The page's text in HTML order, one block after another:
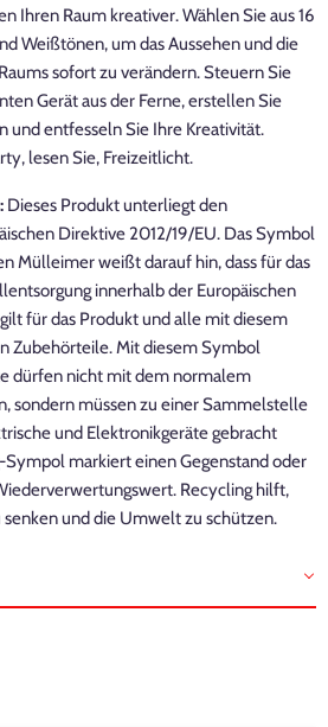
Ihren Raum kreativer. Wählen Sie aus 16
Weißtönen, um das Aussehen und die
sofort zu verändern. Steuern Sie
Gerät aus der Ferne, erstellen Sie
und entfesseln Sie Ihre Kreativität.
lesen Sie, Freizeitlicht.
Dieses Produkt unterliegt den
Direktive 2012/19/EU. Das Symbol
Mülleimer weißt darauf hin, dass für das
innerhalb der Europäischen
für das Produkt und alle mit diesem
Zubehörteile. Mit diesem Symbol
dürfen nicht mit dem normalem
sondern müssen zu einer Sammelstelle
und Elektronikgeräte gebracht
markiert einen Gegenstand oder
Recycling hilft,
und die Umwelt zu schützen.